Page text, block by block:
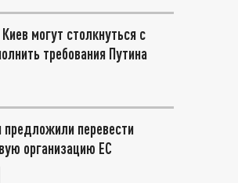
могут столкнуться с
требования Путина
перевести
организацию ЕС